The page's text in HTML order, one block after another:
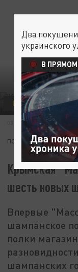
СДЕЛАНО В РОССИИ
03 МАЯ 10:24
ПОДПИШИТЕСЬ:
Крымская
шесть новых
Впервые
шампанское
полки
шампанских
Два
украинского
В